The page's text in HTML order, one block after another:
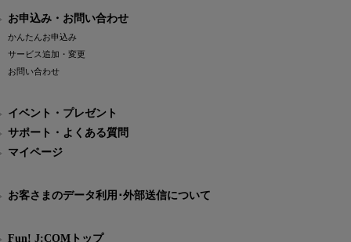
お申込み・お問い合わせ
かんたんお申込み
サービス追加・変更
お問い合わせ
イベント・プレゼント
サポート・よくある質問
マイページ
お客さまのデータ利用･外部送信について
Fun! J:COMトップ